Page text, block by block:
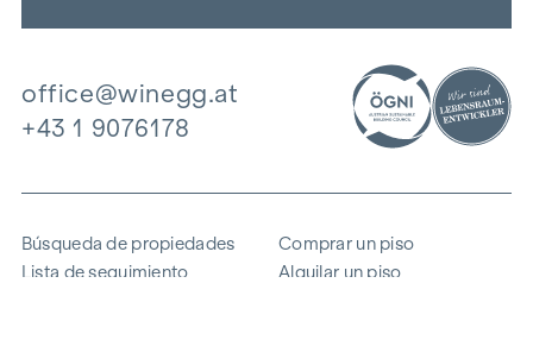
office@winegg.at
+43 1 9076178
Búsqueda de propiedades
Lista de seguimiento
Comprar un piso
Alquilar un piso